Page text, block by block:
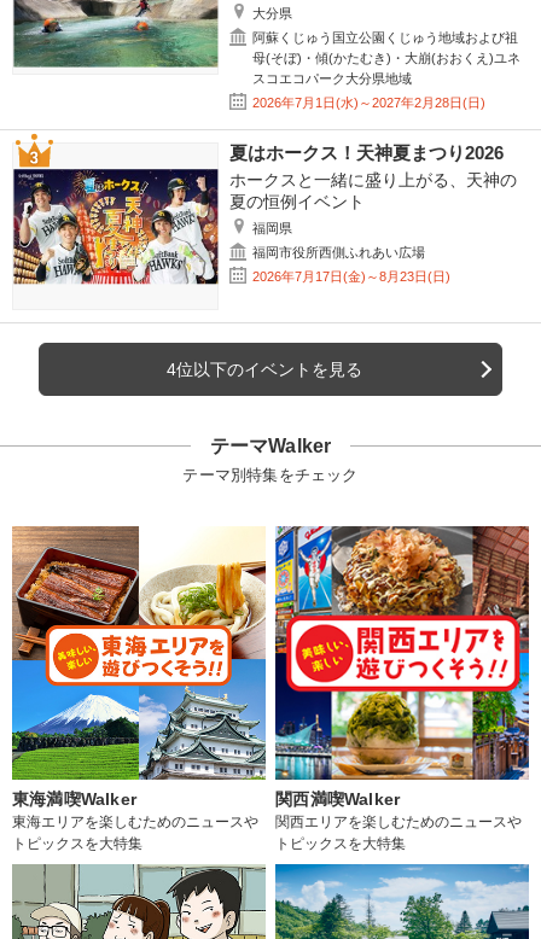
大分県
阿蘇くじゅう国立公園くじゅう地域および祖
母(そぼ)・傾(かたむき)・大崩(おおくえ)ユネ
スコエコパーク大分県地域
2026年7月1日(水)～2027年2月28日(日)
夏はホークス！天神夏まつり2026
ホークスと一緒に盛り上がる、天神の
夏の恒例イベント
福岡県
福岡市役所西側ふれあい広場
2026年7月17日(金)～8月23日(日)
4位以下のイベントを見る
テーマWalker
テーマ別特集をチェック
東海満喫Walker
東海エリアを楽しむためのニュースや
トピックスを大特集
関西満喫Walker
関西エリアを楽しむためのニュースや
トピックスを大特集